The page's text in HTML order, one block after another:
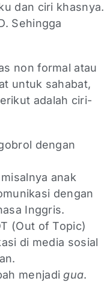
dan ciri khasnya.
Sehingga
non formal atau
untuk sahabat,
adalah ciri-
dengan
anak
dengan
Inggris.
(Out of Topic)
di media sosial
menjadi gua.